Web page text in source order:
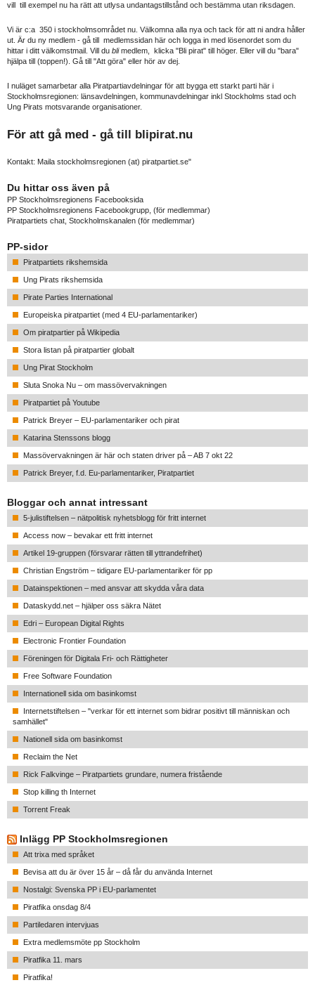
vill till exempel nu ha rätt att utlysa undantagstillstånd och bestämma utan riksdagen.
Vi är c:a 350 i stockholmsområdet nu. Välkomna alla nya och tack för att ni andra håller
ut. Är du ny medlem - gå till medlemssidan här och logga in med lösenordet som du
hittar i ditt välkomstmail. Vill du blimedlem, klicka "Bli pirat" till höger. Eller vill du "bara"
hjälpa till (toppen!). Gå till "Att göra" eller hör av dej.
I nuläget samarbetar alla Piratpartiavdelningar för att bygga ett starkt parti här i
Stockholmsregionen: länsavdelningen, kommunavdelningar inkl Stockholms stad och
Ung Pirats motsvarande organisationer.
För att gå med - gå till blipirat.nu
Kontakt: Maila stockholmsregionen (at) piratpartiet.se"
Du hittar oss även på
PP Stockholmsregionens Facebooksida
PP Stockholmsregionens Facebookgrupp , (för medlemmar)
Piratpartiets chat, Stockholmskanalen (för medlemmar)
PP-sidor
Piratpartiets rikshemsida
Ung Pirats rikshemsida
Pirate Parties International
Europeiska piratpartiet (med 4 EU-parlamentariker)
Om piratpartier på Wikipedia
Stora listan på piratpartier globalt
Ung Pirat Stockholm
Sluta Snoka Nu – om massövervakningen
Piratpartiet på Youtube
Patrick Breyer – EU-parlamentariker och pirat
Katarina Stenssons blogg
Massövervakningen är här och staten driver på – AB 7 okt 22
Patrick Breyer, f.d. Eu-parlamentariker, Piratpartiet
Bloggar och annat intressant
5-julistiftelsen – nätpolitisk nyhetsblogg för fritt internet
Access now – bevakar ett fritt internet
Artikel 19-gruppen (försvarar rätten till yttrandefrihet)
Christian Engström – tidigare EU-parlamentariker för pp
Datainspektionen – med ansvar att skydda våra data
Dataskydd.net – hjälper oss säkra Nätet
Edri – European Digital Rights
Electronic Frontier Foundation
Föreningen för Digitala Fri- och Rättigheter
Free Software Foundation
Internationell sida om basinkomst
Internetstiftelsen – "verkar för ett internet som bidrar positivt till människan och
samhället"
Nationell sida om basinkomst
Reclaim the Net
Rick Falkvinge – Piratpartiets grundare, numera fristående
Stop killing th Internet
Torrent Freak
Inlägg PP Stockholmsregionen
Att trixa med språket
Bevisa att du är över 15 år – då får du använda Internet
Nostalgi: Svenska PP i EU-parlamentet
Piratfika onsdag 8/4
Partiledaren intervjuas
Extra medlemsmöte pp Stockholm
Piratfika 11. mars
Piratfika!